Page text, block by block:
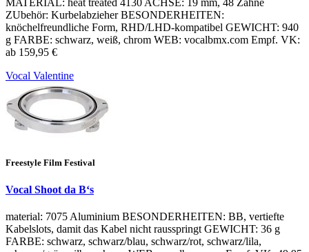
ZUbehör: Kurbelabzieher BESONDERHEITEN:
knöchelfreundliche Form, RHD/LHD-kompatibel GEWICHT: 940
g FARBE: schwarz, weiß, chrom WEB: vocalbmx.com Empf. VK:
ab 159,95 €
Vocal Valentine
Freestyle Film Festival
Vocal Shoot da B‘s
material: 7075 Aluminium BESONDERHEITEN: BB, vertiefte
Kabelslots, damit das Kabel nicht rausspringt GEWICHT: 36 g
FARBE: schwarz, schwarz/blau, schwarz/rot, schwarz/lila,